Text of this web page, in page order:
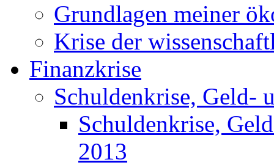
Grundlagen meiner
Krise der
Finanzkrise
Schuldenkrise, Geld-
Schuldenkrise,
2013